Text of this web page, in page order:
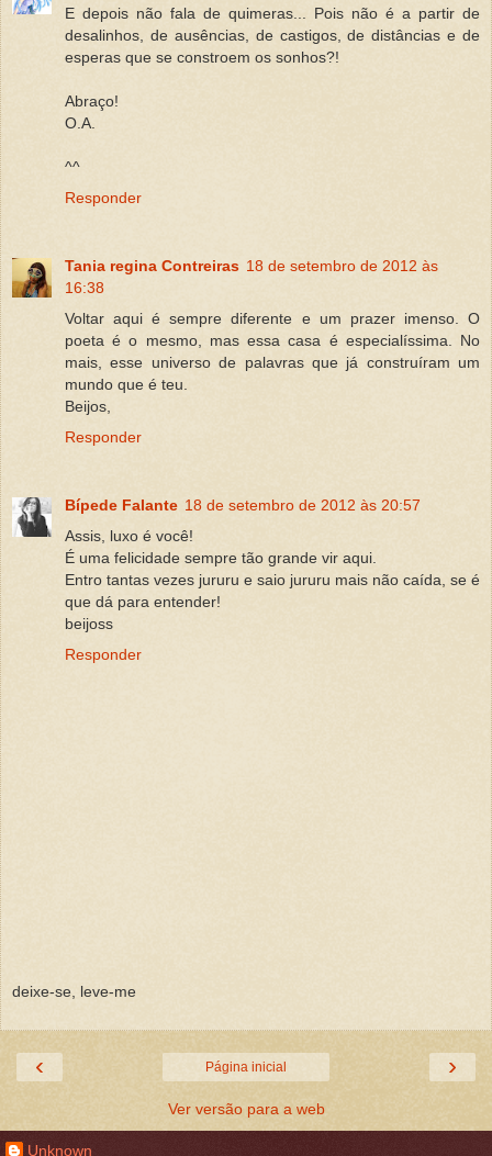
E depois não fala de quimeras... Pois não é a partir de
desalinhos, de ausências, de castigos, de distâncias e de
esperas que se constroem os sonhos?!
Abraço!
O.A.
^^
Responder
Tania regina Contreiras 18 de setembro de 2012 às
16:38
Voltar aqui é sempre diferente e um prazer imenso. O
poeta é o mesmo, mas essa casa é especialíssima. No
mais, esse universo de palavras que já construíram um
mundo que é teu.
Beijos,
Responder
Bípede Falante 18 de setembro de 2012 às 20:57
Assis, luxo é você!
É uma felicidade sempre tão grande vir aqui.
Entro tantas vezes jururu e saio jururu mais não caída, se é
que dá para entender!
beijoss
Responder
deixe-se, leve-me
‹ ›
Página inicial
Ver versão para a web
Unknown